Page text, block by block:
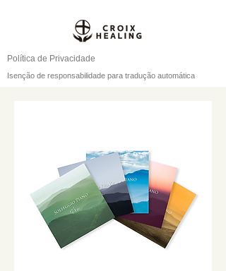
Política de Privacidade
Isenção de responsabilidade para tradução automática